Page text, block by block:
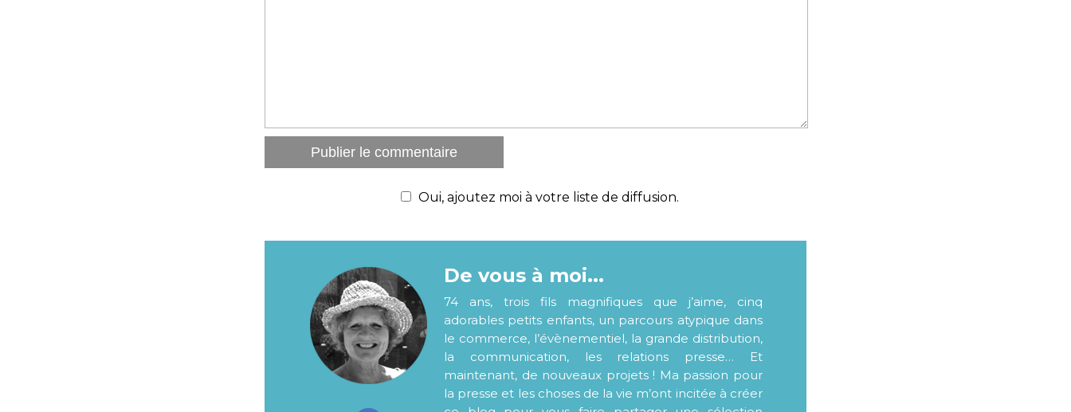
Oui, ajoutez moi à votre liste de diffusion.
De vous à moi...
74 ans, trois fils magnifiques que j’aime, cinq
adorables petits enfants, un parcours atypique dans
le commerce, l’évènementiel, la grande distribution,
la communication, les relations presse… Et
maintenant, de nouveaux projets ! Ma passion pour
la presse et les choses de la vie m’ont incitée à créer